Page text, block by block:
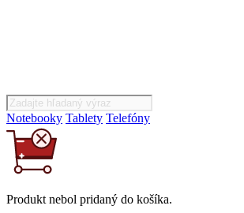
Notebooky Tablety Telefóny
Produkt nebol pridaný do košíka.